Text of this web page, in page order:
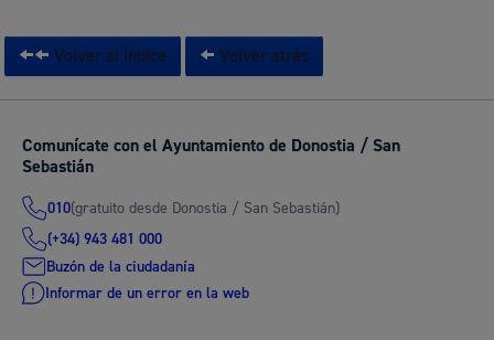
Volver al índice Volver atrás
Comunícate con el Ayuntamiento de Donostia / San
Sebastián
010(gratuito desde Donostia / San Sebastián)
(+34) 943 481 000
Buzón de la ciudadanía
Informar de un error en la web